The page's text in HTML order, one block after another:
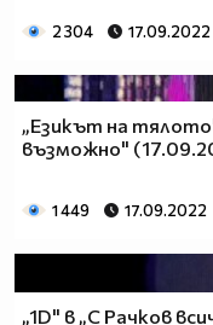
2 304 17.09.2022
„Езикът на
възможно"
1 449 17.09.2022
„1D" в „С Рачков